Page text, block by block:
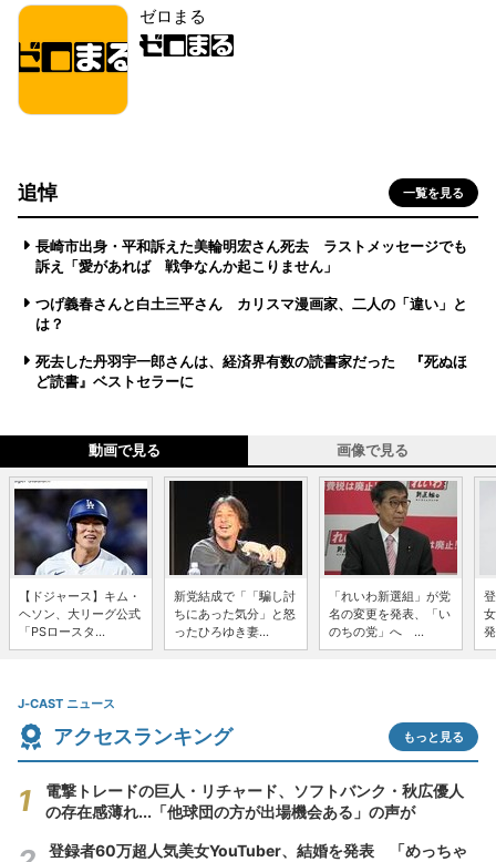
ゼロまる
追悼 一覧を見る
長崎市出身・平和訴えた美輪明宏さん死去 ラストメッセージでも
訴え「愛があれば 戦争なんか起こりません」
つげ義春さんと白土三平さん カリスマ漫画家、二人の「違い」と
は？
死去した丹羽宇一郎さんは、経済界有数の読書家だった 『死ぬほ
ど読書』ベストセラーに
動画で見る 画像で見る
【ドジャース】キム・
ヘソン、大リーグ公式
「PSロースタ...
新党結成で「「騙し討
ちにあった気分」と怒
ったひろゆき妻...
「れいわ新選組」が党
名の変更を発表、「い
のちの党」へ ...
J-CAST ニュース
アクセスランキング もっと見る
電撃トレードの巨人・リチャード、ソフトバンク・秋広優人
の存在感薄れ...「他球団の方が出場機会ある」の声が
登録者60万超人気美女YouTuber、結婚を発表 「めっちゃ